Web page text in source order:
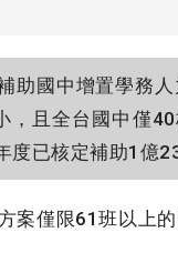
國中增置學務
且全台國中僅
已核定補助1億
僅限61班以上